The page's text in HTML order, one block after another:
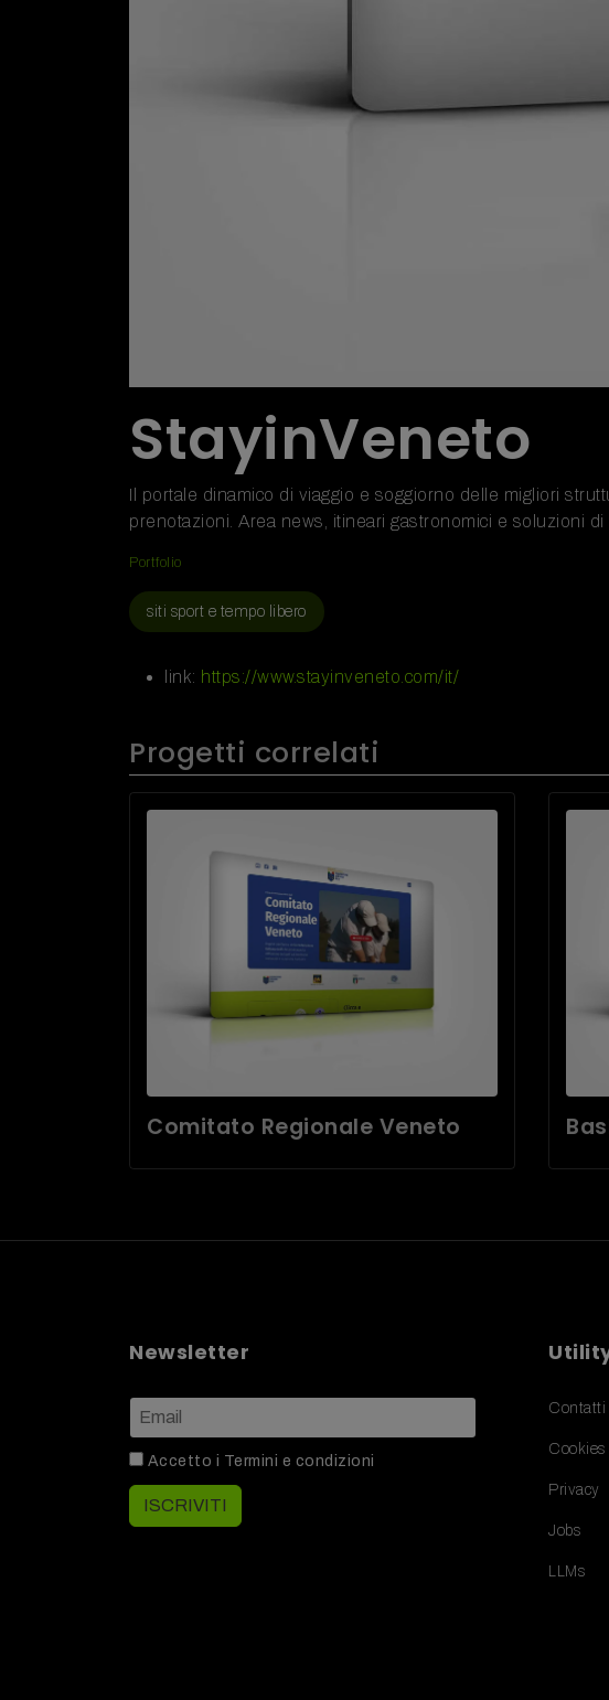
StayinVeneto
Il portale dinamico di viaggio e soggiorno delle migliori
prenotazioni. Area news, itineari gastronomici e soluzioni
Portfolio
siti sport e tempo libero
link: https://www.stayinveneto.com/it/
Progetti correlati
Comitato Regionale Veneto
Newsletter
Accetto i Termini e condizioni
ISCRIVITI
Contatti
Cookies
Privacy
Jobs
LLMs